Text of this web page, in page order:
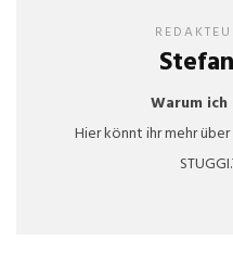
Warum
Hier könnt ihr mehr